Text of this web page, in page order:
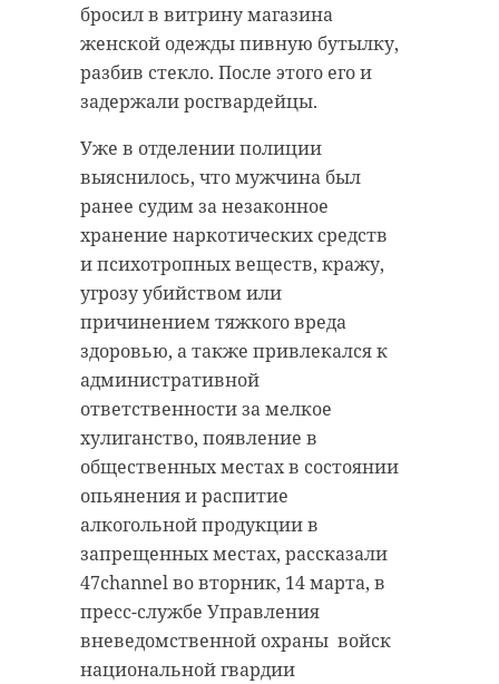
бросил в витрину магазина
женской одежды пивную бутылку,
разбив стекло. После этого его и
задержали росгвардейцы.
Уже в отделении полиции
выяснилось, что мужчина был
ранее судим за незаконное
хранение наркотических средств
и психотропных веществ, кражу,
угрозу убийством или
причинением тяжкого вреда
здоровью, а также привлекался к
административной
ответственности за мелкое
хулиганство, появление в
общественных местах в состоянии
опьянения и распитие
алкогольной продукции в
запрещенных местах, рассказали
47channel во вторник, 14 марта, в
пресс-службе Управления
вневедомственной охраны войск
национальной гвардии